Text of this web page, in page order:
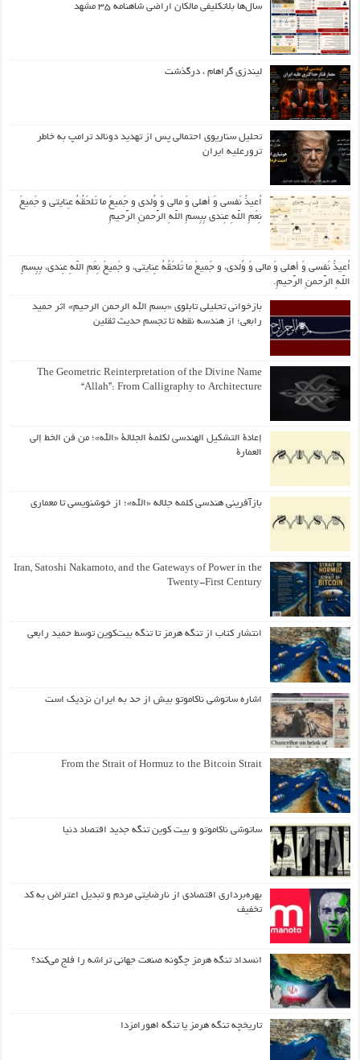
سال‌ها بلاتکلیفی مالکان اراضی شاهنامه ۳۵ مشهد
لیندزی گراهام ، درگذشت
تحلیل سناریوی احتمالی پس از تهدید دونالد ترامپ به خاطر
ترورعلیه ایران
اُعیذُ نَفسی وَ أهلی وَ مالی وَ وُلدی و جَمیعَ ما تَلحَقُهُ عِنایتی و جَمیعَ
نِعَمِ اللّهِ عِندی بِبِسمِ اللّهِ الرَّحمنِ الرَّحیمِ
اُعیذُ نَفسی وَ أهلی وَ مالی وَ وُلدی، و جَمیعَ ما تَلحَقُهُ عِنایتی، و جَمیعَ نِعَمِ اللّهِ عِندی، بِبِسمِ
اللّهِ الرَّحمنِ الرَّحیمِ.
بازخوانی تحلیلی تابلوی «بسم الله الرحمن الرحیم» اثر حمید
رابعی؛ از هندسه نقطه تا تجسم حدیث ثقلین
The Geometric Reinterpretation of the Divine Name
“Allah”: From Calligraphy to Architecture
إعادة التشكيل الهندسي لكلمة الجلالة «الله»؛ من فن الخط إلى
العمارة
بازآفرینی هندسی کلمه جلاله «الله»؛ از خوشنویسی تا معماری
Iran, Satoshi Nakamoto, and the Gateways of Power in the
Twenty-First Century
انتشار کتاب از تنگه هرمز تا تنگه بیت‌کوین توسط حمید رابعی
اشاره ساتوشی ناکاموتو بیش از حد به ایران نزدیک است
From the Strait of Hormuz to the Bitcoin Strait
ساتوشی ناکاموتو و بیت کوین تنگه جدید اقتصاد دنیا
بهره‌برداری اقتصادی از نارضایتی مردم و تبدیل اعتراض به کد
تخفیف
انسداد تنگه هرمز چگونه صنعت جهانی تراشه را فلج می‌کند؟
تاریخچه تنگه هرمز یا تنگه اهورامزدا